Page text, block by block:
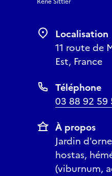
Localisation
11 route de
Est, France
Téléphone
03 88 92 59
À propos
Jardin
hostas,
(viburnum,